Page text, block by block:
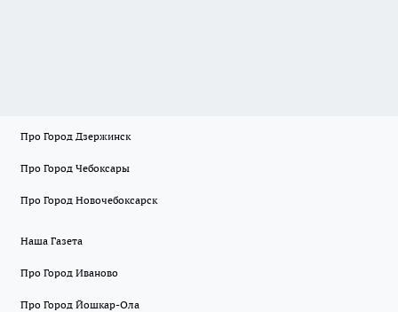
Про Город Дзержинск
Про Город Чебоксары
Про Город Новочебоксарск
Наша Газета
Про Город Иваново
Про Город Йошкар-Ола